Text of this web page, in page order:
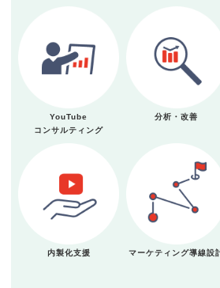
YouTube
コンサルティング
分析・改善
内製化支援 マーケティング導線設